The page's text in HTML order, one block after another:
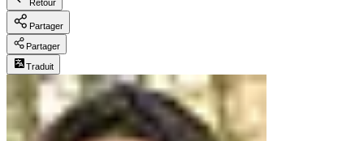
Retour
Partager
Partager
Traduit